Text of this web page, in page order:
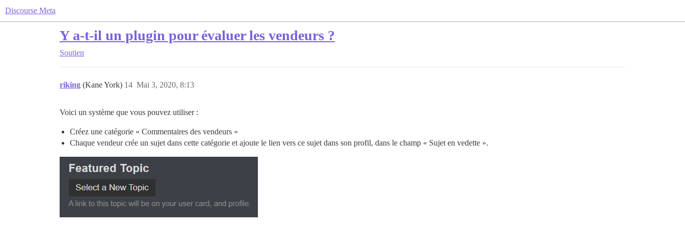
Discourse Meta
Y a-t-il un plugin pour évaluer les vendeurs ?
Soutien
riking (Kane York) Mai 3, 2020, 8:13
14
Voici un système que vous pouvez utiliser :
Créez une catégorie « Commentaires des vendeurs »
Chaque vendeur crée un sujet dans cette catégorie et ajoute le lien vers ce sujet dans son profil, dans le champ « Sujet en vedette ».